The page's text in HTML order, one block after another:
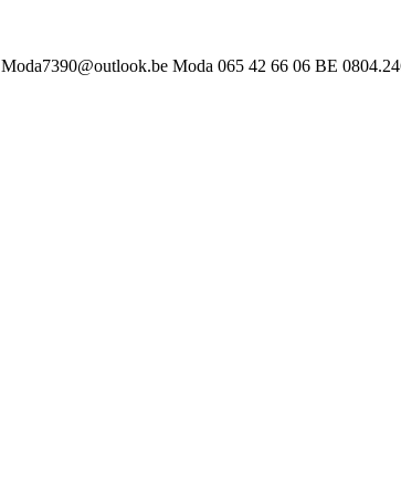
Moda7390@outlook.be Moda 065 42 66 06 BE